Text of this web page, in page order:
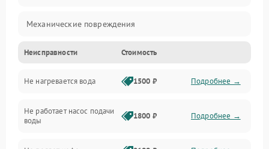
Механические повреждения
Прочие неисправности
Включение и работа
Проблемы с водой
Проблемы с капучинатором и паром
Неисправности Стоимость
Не нагревается вода 1500 ₽ Подробнее →
Не работает насос подачи
воды
1800 ₽ Подробнее →